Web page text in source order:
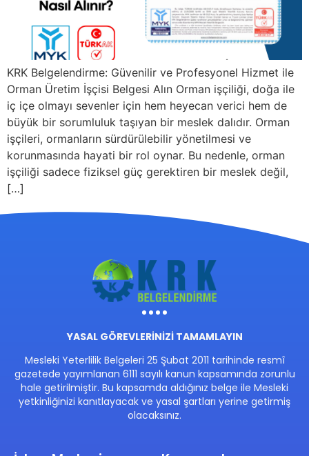
KRK Belgelendirme: Güvenilir ve Profesyonel Hizmet ile
Orman Üretim İşçisi Belgesi Alın Orman işçiliği, doğa ile
iç içe olmayı sevenler için hem heyecan verici hem de
büyük bir sorumluluk taşıyan bir meslek dalıdır. Orman
işçileri, ormanların sürdürülebilir yönetilmesi ve
korunmasında hayati bir rol oynar. Bu nedenle, orman
işçiliği sadece fiziksel güç gerektiren bir meslek değil,
[…]
YASAL GÖREVLERİNİZİ TAMAMLAYIN
Mesleki Yeterlilik Belgeleri 25 Şubat 2011 tarihinde resmî
gazetede yayımlanan 6111 sayılı kanun kapsamında zorunlu
hale getirilmiştir. Bu kapsamda aldığınız belge ile Mesleki
yetkinliğinizi kanıtlayacak ve yasal şartları yerine getirmiş
olacaksınız.